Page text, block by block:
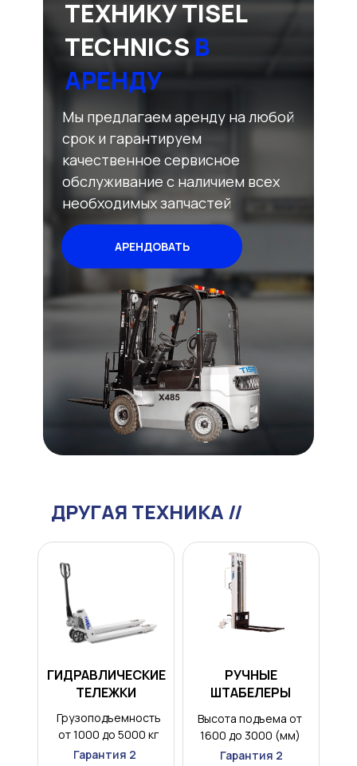
ТЕХНИКУ TISEL
TECHNICS В
АРЕНДУ
Мы предлагаем аренду на любой
срок и гарантируем
качественное сервисное
обслуживание с наличием всех
необходимых запчастей
АРЕНДОВАТЬ
ДРУГАЯ ТЕХНИКА //
ГИДРАВЛИЧЕСКИЕ
ТЕЛЕЖКИ
Гарантия 2
Грузоподъемность
от 1000 до 5000 кг
РУЧНЫЕ
ШТАБЕЛЕРЫ
Гарантия 2
Высота подъема от
1600 до 3000 (мм)